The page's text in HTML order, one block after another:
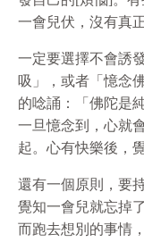
一會兒伏，沒有真
一定要選擇不會誘
吸」，或者「憶念
的唸誦：「佛陀是
一旦憶念到，心就
起。心有快樂後，
還有一個原則，要
覺知一會兒就忘掉
而跑去想別的事情